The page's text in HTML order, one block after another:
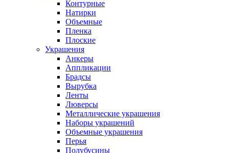
Контурные
Натирки
Объемные
Пленка
Плоские
Украшения
Анкеры
Аппликации
Брадсы
Вырубка
Ленты
Люверсы
Металлические украшения
Наборы украшений
Объемные украшения
Перья
Полубусины